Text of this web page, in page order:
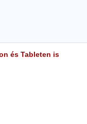
és Tableten is